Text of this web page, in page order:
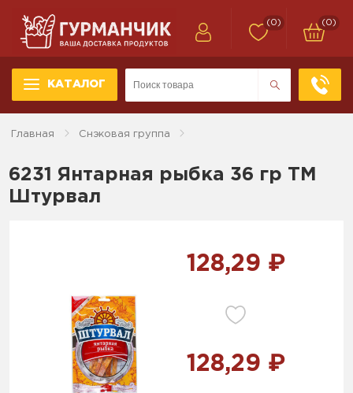
КАТАЛОГ
(0) (0)
Главная Снэковая группа
6231 Янтарная рыбка 36 гр ТМ
Штурвал
128,29 ₽
128,29 ₽